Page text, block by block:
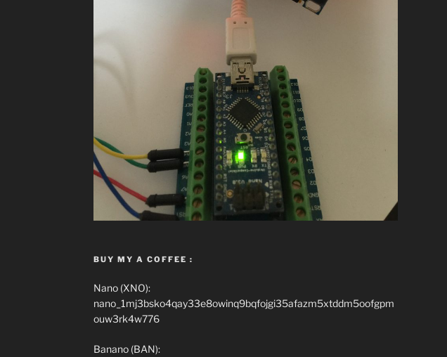
BUY MY A COFFEE :
Nano (XNO):
nano_1mj3bsko4qay33e8owinq9bqfojgi35afazm5xtddm5oofgpm
ouw3rk4w776
Banano (BAN):